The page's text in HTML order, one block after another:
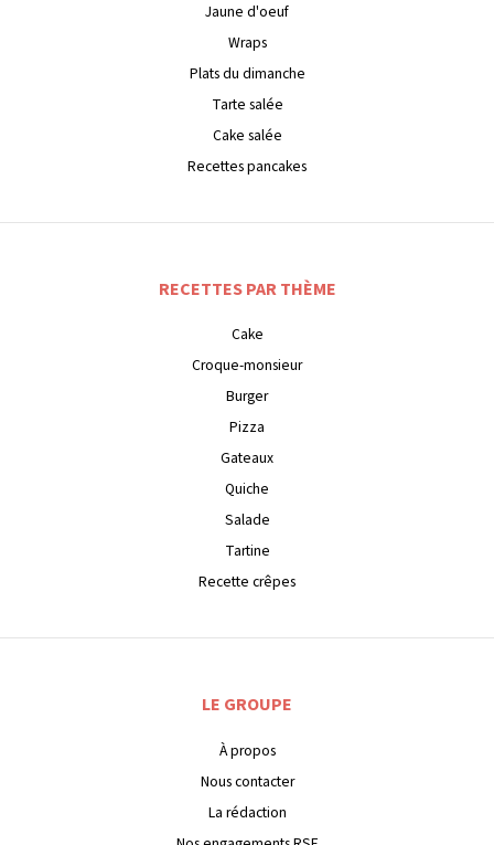
Jaune d'oeuf
Wraps
Plats du dimanche
Tarte salée
Cake salée
Recettes pancakes
RECETTES PAR THÈME
Cake
Croque-monsieur
Burger
Pizza
Gateaux
Quiche
Salade
Tartine
Recette crêpes
LE GROUPE
À propos
Nous contacter
La rédaction